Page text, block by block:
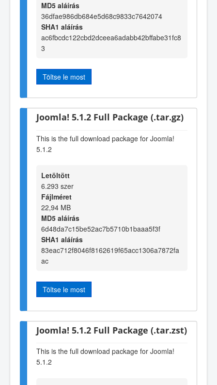
MD5 aláírás
36dfae986db684e5d68c9833c7642074
SHA1 aláírás
ac6fbcdc122cbd2dceea6adabb42bffabe31fc8
3
Töltse le most
Joomla! 5.1.2 Full Package (.tar.gz)
This is the full download package for Joomla!
5.1.2
Letöltött
6.293 szer
Fájlméret
22,94 MB
MD5 aláírás
6d48da7c15be52ac7b5710b1baaa5f3f
SHA1 aláírás
83eac712f8046f8162619f65acc1306a7872fa
ac
Töltse le most
Joomla! 5.1.2 Full Package (.tar.zst)
This is the full download package for Joomla!
5.1.2